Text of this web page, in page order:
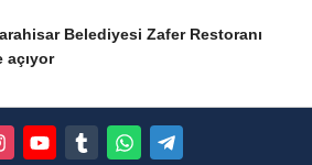
Belediyesi Zafer Restoranı
açıyor